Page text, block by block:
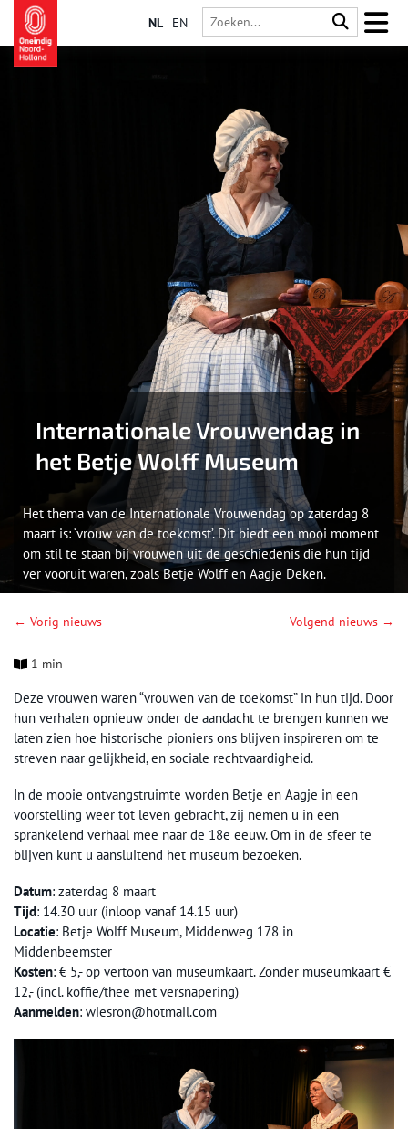
NL EN
Internationale Vrouwendag in
het Betje Wolff Museum
Het thema van de Internationale Vrouwendag op zaterdag 8
maart is: ‘vrouw van de toekomst’. Dit biedt een mooi moment
om stil te staan bij vrouwen uit de geschiedenis die hun tijd
ver vooruit waren, zoals Betje Wolff en Aagje Deken.
← Vorig nieuws Volgend nieuws →
1 min
Deze vrouwen waren “vrouwen van de toekomst” in hun tijd. Door
hun verhalen opnieuw onder de aandacht te brengen kunnen we
laten zien hoe historische pioniers ons blijven inspireren om te
streven naar gelijkheid, en sociale rechtvaardigheid.
In de mooie ontvangstruimte worden Betje en Aagje in een
voorstelling weer tot leven gebracht, zij nemen u in een
sprankelend verhaal mee naar de 18e eeuw. Om in de sfeer te
blijven kunt u aansluitend het museum bezoeken.
Datum: zaterdag 8 maart
Tijd: 14.30 uur (inloop vanaf 14.15 uur)
Locatie: Betje Wolff Museum, Middenweg 178 in
Middenbeemster
Kosten: € 5,- op vertoon van museumkaart. Zonder museumkaart €
12,- (incl. koffie/thee met versnapering)
Aanmelden: wiesron@hotmail.com